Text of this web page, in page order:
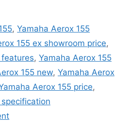
,Yamaha Aerox 155
155 ex showroom price,
features, Yamaha Aerox 155
155 new, Yamaha Aerox
Aerox 155 price,